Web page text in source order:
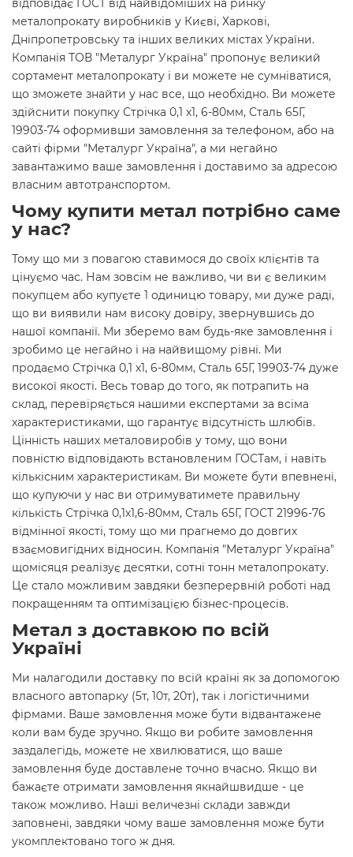
відповідає ГОСТ від найвідоміших на ринку
металопрокату виробників у Києві, Харкові,
Дніпропетровську та інших великих містах України.
Компанія ТОВ "Металург Україна" пропонує великий
сортамент металопрокату і ви можете не сумніватися,
що зможете знайти у нас все, що необхідно. Ви можете
здійснити покупку Стрічка 0,1 х1, 6-80мм, Сталь 65Г,
19903-74 оформивши замовлення за телефоном, або на
сайті фірми "Металург Україна", а ми негайно
завантажимо ваше замовлення і доставимо за адресою
власним автотранспортом.
Чому купити метал потрібно саме
у нас?
Тому що ми з повагою ставимося до своїх клієнтів та
цінуємо час. Нам зовсім не важливо, чи ви є великим
покупцем або купуєте 1 одиницю товару, ми дуже раді,
що ви виявили нам високу довіру, звернувшись до
нашої компанії. Ми зберемо вам будь-яке замовлення і
зробимо це негайно і на найвищому рівні. Ми
продаємо Стрічка 0,1 х1, 6-80мм, Сталь 65Г, 19903-74 дуже
високої якості. Весь товар до того, як потрапить на
склад, перевіряється нашими експертами за всіма
характеристиками, що гарантує відсутність шлюбів.
Цінність наших металовиробів у тому, що вони
повністю відповідають встановленим ГОСТам, і навіть
кількісним характеристикам. Ви можете бути впевнені,
що купуючи у нас ви отримуватимете правильну
кількість Стрічка 0,1х1,6-80мм, Сталь 65Г, ГОСТ 21996-76
відмінної якості, тому що ми прагнемо до довгих
взаємовигідних відносин. Компанія "Металург Україна"
щомісяця реалізує десятки, сотні тонн металопрокату.
Це стало можливим завдяки безперервній роботі над
покращенням та оптимізацією бізнес-процесів.
Метал з доставкою по всій
Україні
Ми налагодили доставку по всій країні як за допомогою
власного автопарку (5т, 10т, 20т), так і логістичними
фірмами. Ваше замовлення може бути відвантажене
коли вам буде зручно. Якщо ви робите замовлення
заздалегідь, можете не хвилюватися, що ваше
замовлення буде доставлене точно вчасно. Якщо ви
бажаєте отримати замовлення якнайшвидше - це
також можливо. Наші величезні склади завжди
заповнені, завдяки чому ваше замовлення може бути
укомплектовано того ж дня.